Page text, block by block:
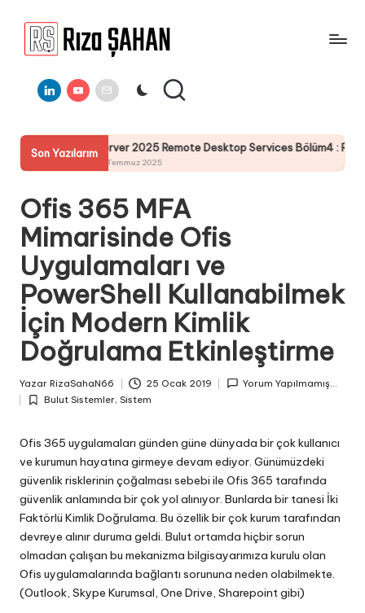
a
Ş
A
H
A
N
Bilgi
Paylaşım
LinkedinYoutube
E-
Mail
Son Yazılarım
Server 2025 Remote Desktop Services Bölüm4 : RemoteApp
Ofis 365 MFA
Mimarisinde Ofis
Uygulamaları ve
PowerShell Kullanabilmek
İçin Modern Kimlik
Doğrulama Etkinleştirme
by
Yazar RizaSahaN66 25 Ocak 2019 Yorum Yapılmamış...
Posted
Bulut Sistemler, Sistem
Ofis 365 uygulamaları günden güne dünyada bir çok kullanıcı
ve kurumun hayatına girmeye devam ediyor. Günümüzdeki
güvenlik risklerinin çoğalması sebebi ile Ofis 365 tarafında
güvenlik anlamında bir çok yol alınıyor. Bunlarda bir tanesi İki
Faktörlü Kimlik Doğrulama. Bu özellik bir çok kurum tarafından
devreye alınır duruma geldi. Bulut ortamda hiçbir sorun
olmadan çalışan bu mekanizma bilgisayarımıza kurulu olan
Ofis uygulamalarında bağlantı sorununa neden olabilmekte.
(Outlook, Skype Kurumsal, One Drive, Sharepoint gibi)